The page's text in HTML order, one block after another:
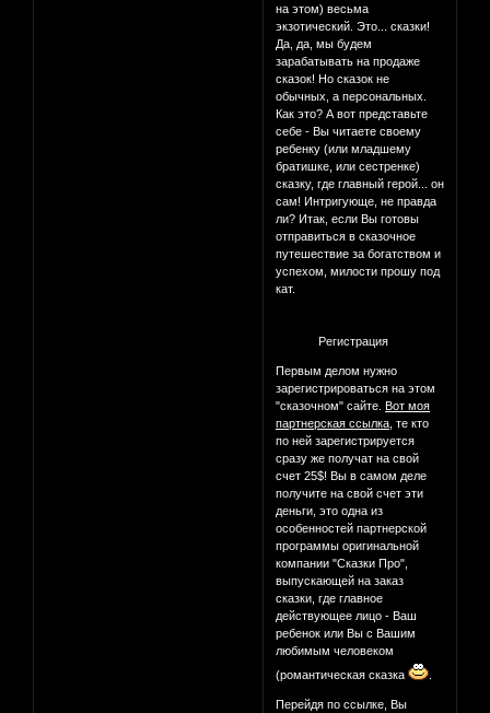
на этом) весьма
экзотический. Это... сказки!
Да, да, мы будем
зарабатывать на продаже
сказок! Но сказок не
обычных, а персональных.
Как это? А вот представьте
себе - Вы читаете своему
ребенку (или младшему
братишке, или сестренке)
сказку, где главный герой... он
сам! Интригующе, не правда
ли? Итак, если Вы готовы
отправиться в сказочное
путешествие за богатством и
успехом, милости прошу под
кат.
Регистрация
Первым делом нужно
зарегистрироваться на этом
"сказочном" сайте.Вот моя
партнерская ссылка , те кто
по ней зарегистрируется
сразу же получат на свой
счет 25$! Вы в самом деле
получите на свой счет эти
деньги, это одна из
особенностей партнерской
программы оригинальной
компании "Сказки Про",
выпускающей на заказ
сказки, где главное
действующее лицо - Ваш
ребенок или Вы с Вашим
любимым человеком
(романтическая сказка
Перейдя по ссылке, Вы